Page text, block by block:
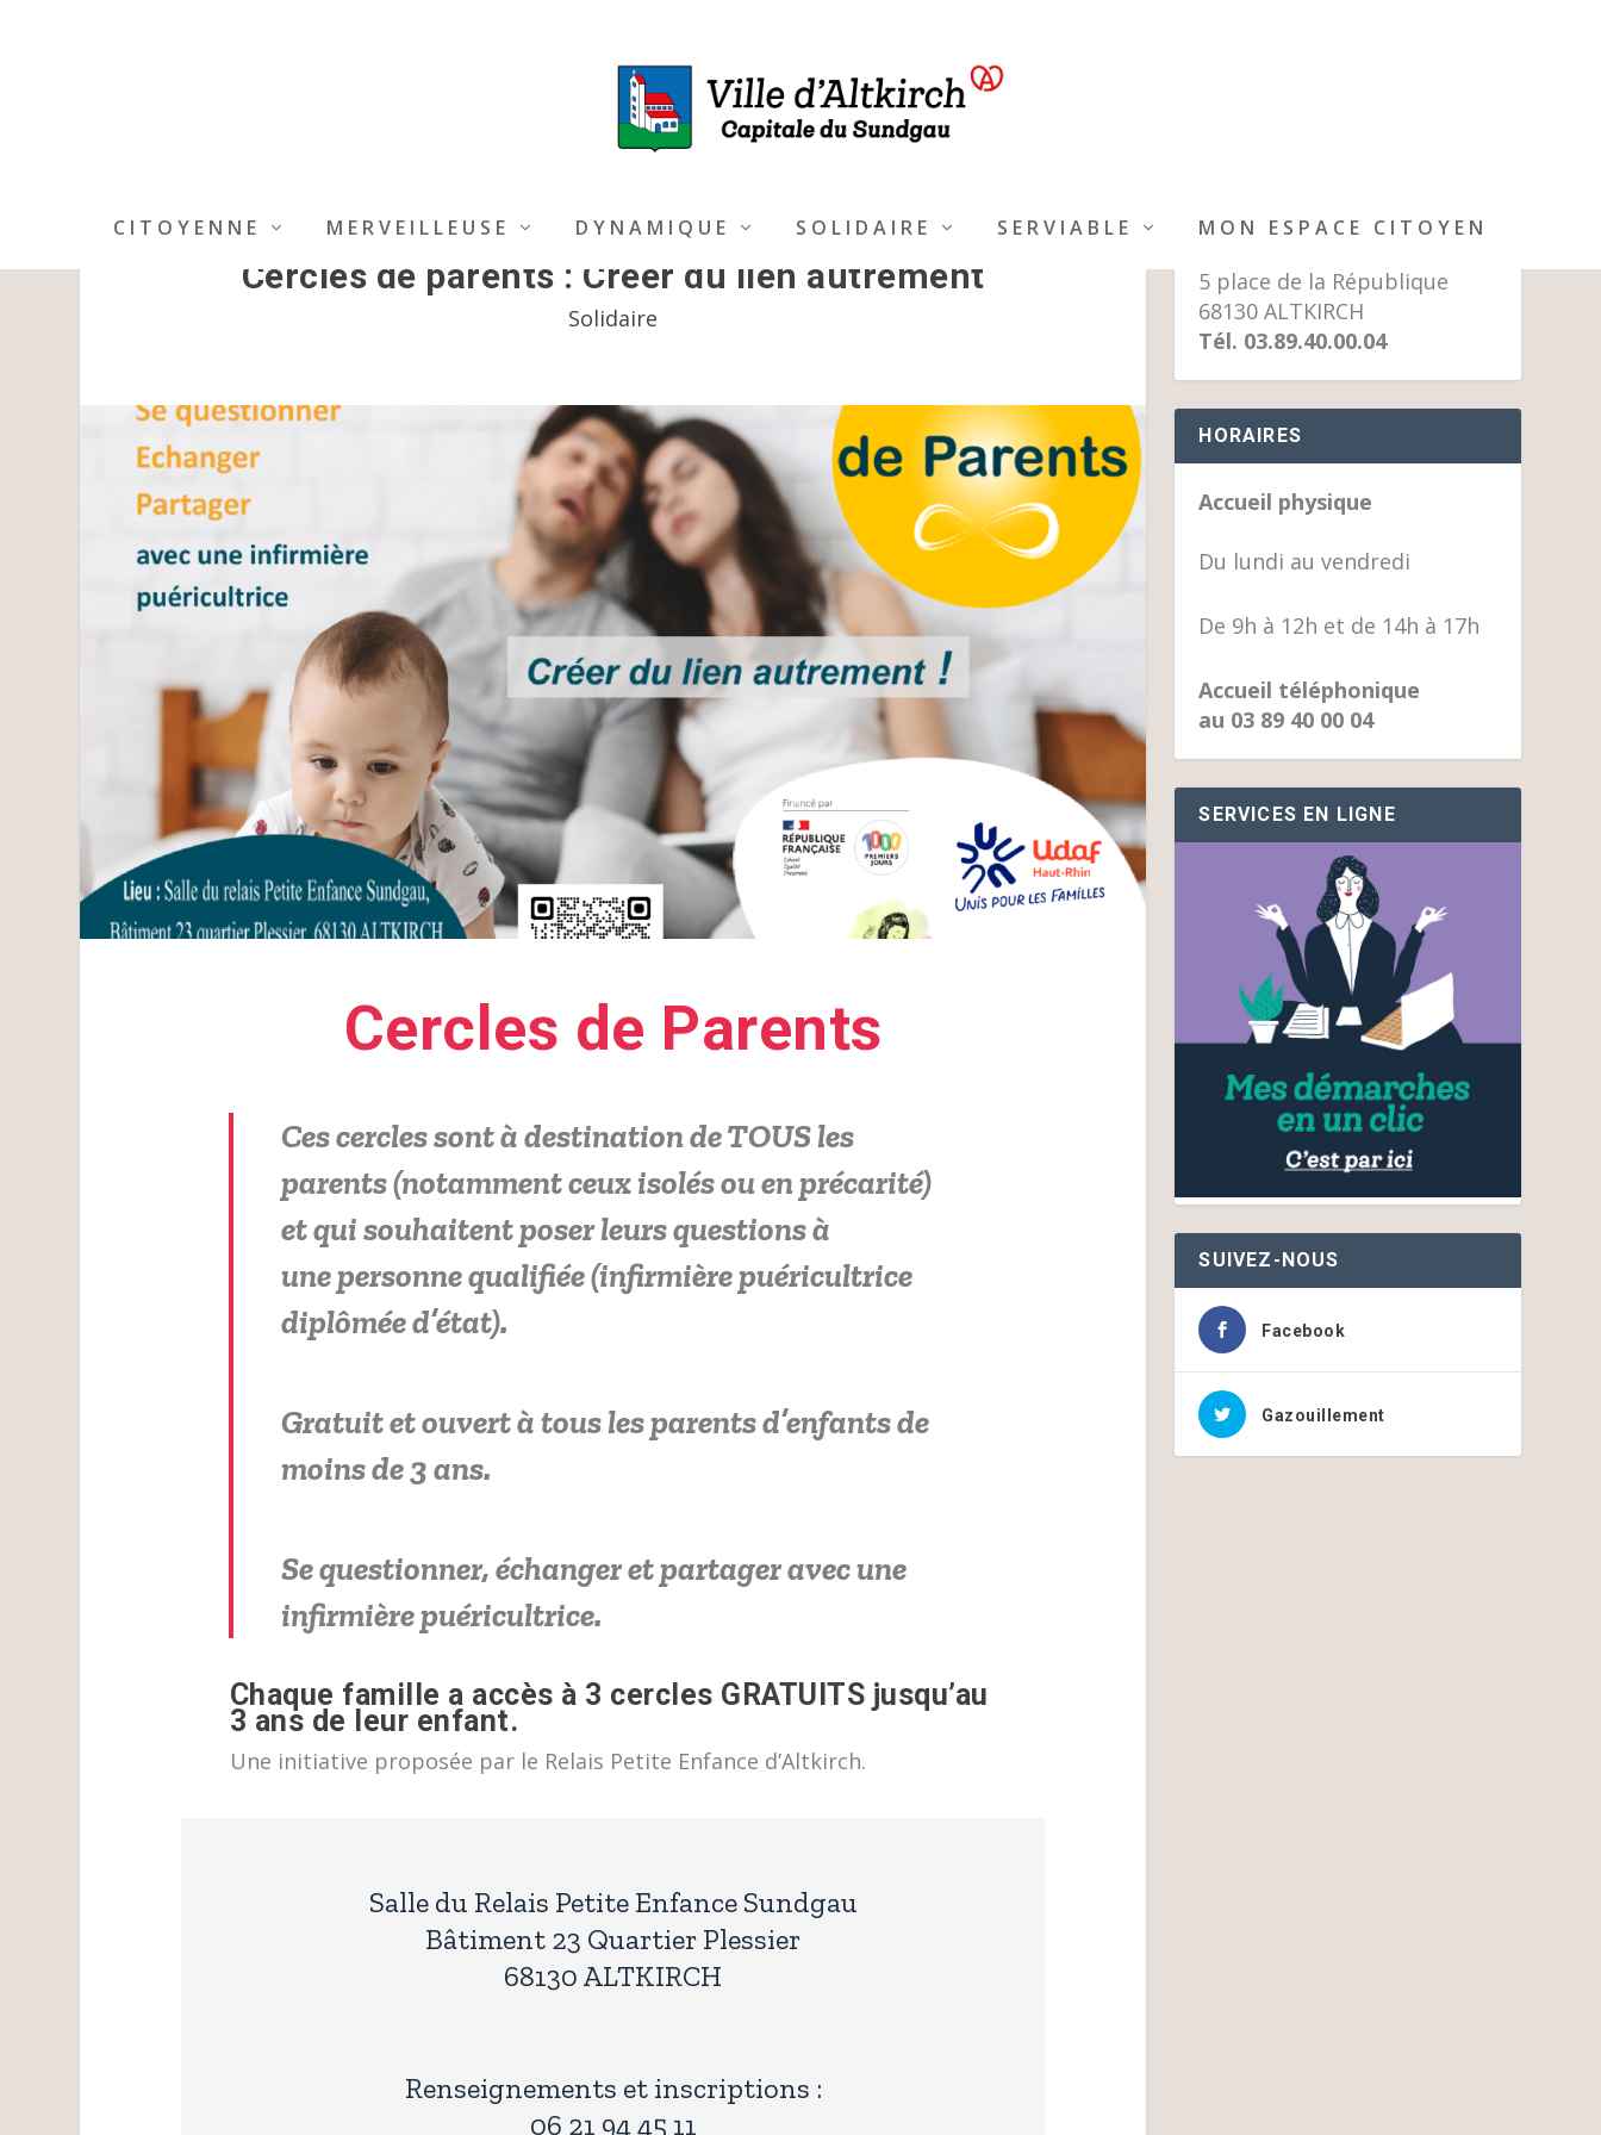
CITOYENNE MERVEILLEUSE DYNAMIQUE SOLIDAIRE SERVIABLE MON ESPACE CITOYEN
Cercles de parents : Créer du lien autrement
Solidaire
Cercles de Parents
Ces cercles sont à destination de TOUS les
parents (notamment ceux isolés ou en précarité)
et qui souhaitent poser leurs questions à
une personne qualifiée (infirmière puéricultrice
diplômée d’état).
Gratuit et ouvert à tous les parents d’enfants de
moins de 3 ans.
Se questionner, échanger et partager avec une
infirmière puéricultrice.
Chaque famille a accès à 3 cercles GRATUITS jusqu’au
3 ans de leur enfant.
Une initiative proposée par le Relais Petite Enfance d’Altkirch.
Salle du Relais Petite Enfance Sundgau
Bâtiment 23 Quartier Plessier
68130 ALTKIRCH
Renseignements et inscriptions :
06 21 94 45 11
MAIRIE D’ALTKIRCH
5 place de la République
68130 ALTKIRCH
Tél. 03.89.40.00.04
HORAIRES
Accueil physique
Du lundi au vendredi
De 9h à 12h et de 14h à 17h
Accueil téléphonique
au 03 89 40 00 04
SERVICES EN LIGNE
SUIVEZ-NOUS
Facebook
Gazouillement